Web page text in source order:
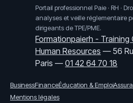
Portail professionnel Paie · RH ·
analyses et veille réglementaire
dirigeants de TPE/PME.
Formationpaierh - Training
Human Resources —56
Paris —01 42 64 70 18
BusinessFinanceÉducation & Emploi
Mentions légales